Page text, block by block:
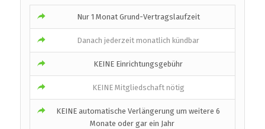
Nur 1 Monat Grund-Vertragslaufzeit
Danach jederzeit monatlich kündbar
KEINE Einrichtungsgebühr
KEINE Mitgliedschaft nötig
KEINE automatische Verlängerung um weitere 6
Monate oder gar ein Jahr